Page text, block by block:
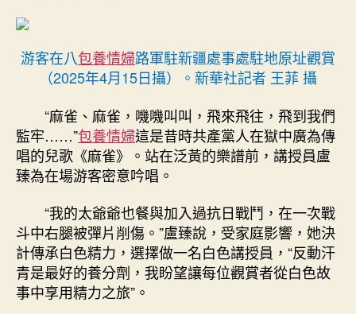
游客在八包養情婦路軍駐新疆處事處駐地原址觀賞
（2025年4月15日攝）。新華社記者 王菲 攝
“麻雀、麻雀，嘰嘰叫叫，飛來飛往，飛到我們
監牢……”包養情婦這是昔時共產黨人在獄中廣為傳
唱的兒歌《麻雀》。站在泛黃的樂譜前，講授員盧
臻為在場游客密意吟唱。
“我的太爺爺也餐與加入過抗日戰鬥，在一次戰
斗中右腿被彈片削傷。”盧臻說，受家庭影響，她決
計傳承白色精力，選擇做一名白色講授員，“反動汗
青是最好的養分劑，我盼望讓每位觀賞者從白色故
事中享用精力之旅”。